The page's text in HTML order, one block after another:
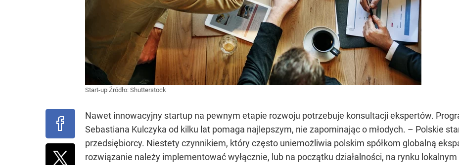
Start-up Źródło: Shutterstock
Nawet innowacyjny startup na pewnym etapie rozwoju potrzebuje konsultacji ekspertów.
Sebastiana Kulczyka od kilku lat pomaga najlepszym, nie zapominając o młodych. – Polskie
przedsiębiorcy. Niestety czynnikiem, który często uniemożliwia polskim spółkom globalną
rozwiązanie należy implementować wyłącznie, lub na początku działalności, na rynku